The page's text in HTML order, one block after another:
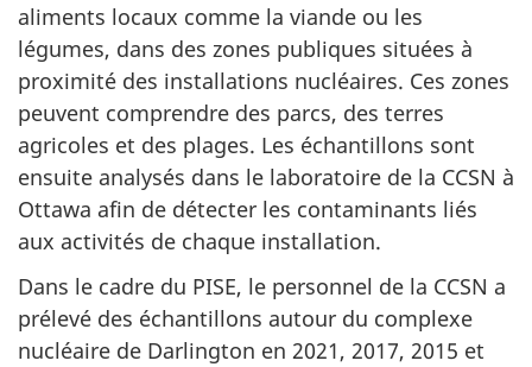
aliments locaux comme la viande ou les
légumes, dans des zones publiques situées à
proximité des installations nucléaires. Ces zones
peuvent comprendre des parcs, des terres
agricoles et des plages. Les échantillons sont
ensuite analysés dans le laboratoire de la CCSN à
Ottawa afin de détecter les contaminants liés
aux activités de chaque installation.
Dans le cadre du PISE, le personnel de la CCSN a
prélevé des échantillons autour du complexe
nucléaire de Darlington en 2021, 2017, 2015 et